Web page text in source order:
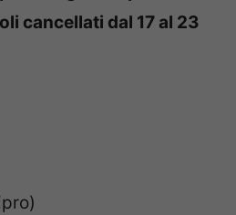
cancellati dal 17 al 23